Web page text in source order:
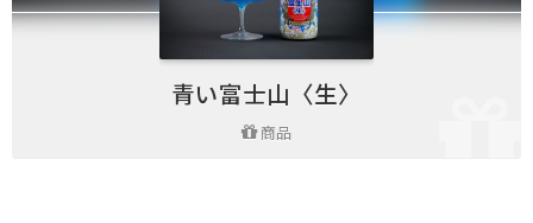
青い富士山〈生〉
商品